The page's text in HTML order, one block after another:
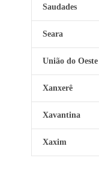
Saudades
Seara
União do Oeste
Xanxerê
Xavantina
Xaxim